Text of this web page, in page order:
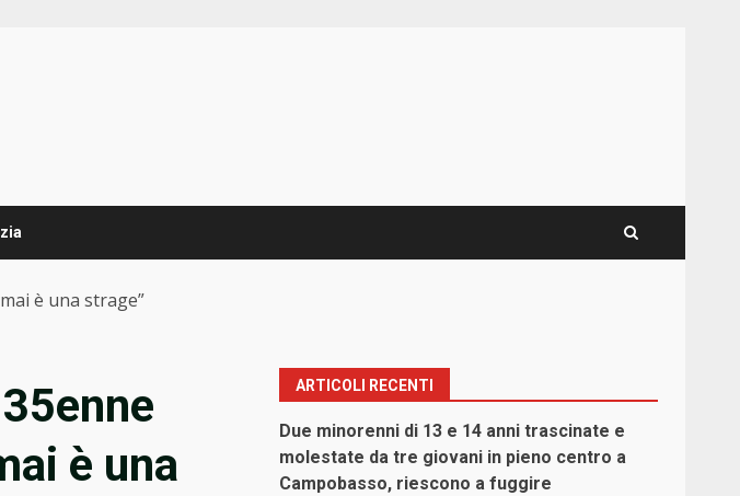
è una strage”
è una
ARTICOLI RECENTI
Due minorenni di 13 e 14 anni trascinate e
molestate da tre giovani in pieno centro a
Campobasso, riescono a fuggire